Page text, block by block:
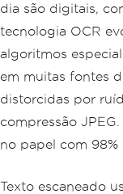
dia são digitais,
tecnologia OCR
algoritmos
em muitas fontes
distorcidas por
compressão
no papel com 98%
Texto escaneado